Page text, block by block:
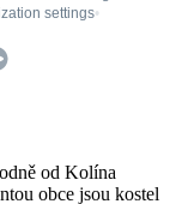
od Kolína
obce jsou kostel